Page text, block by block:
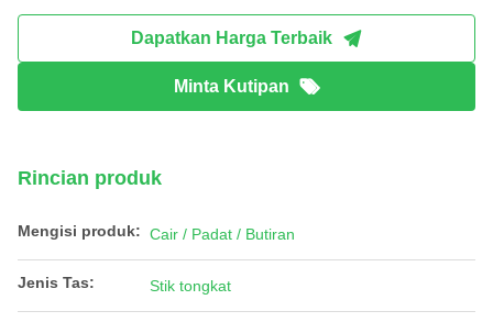
Dapatkan Harga Terbaik
Minta Kutipan
Rincian produk
Mengisi produk: Cair / Padat / Butiran
Jenis Tas: Stik tongkat